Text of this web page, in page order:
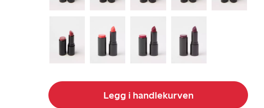
Legg i handlekurven